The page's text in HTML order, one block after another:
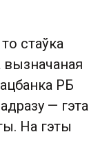
стаўка
вызначаная
РБ
— гэта
На гэты